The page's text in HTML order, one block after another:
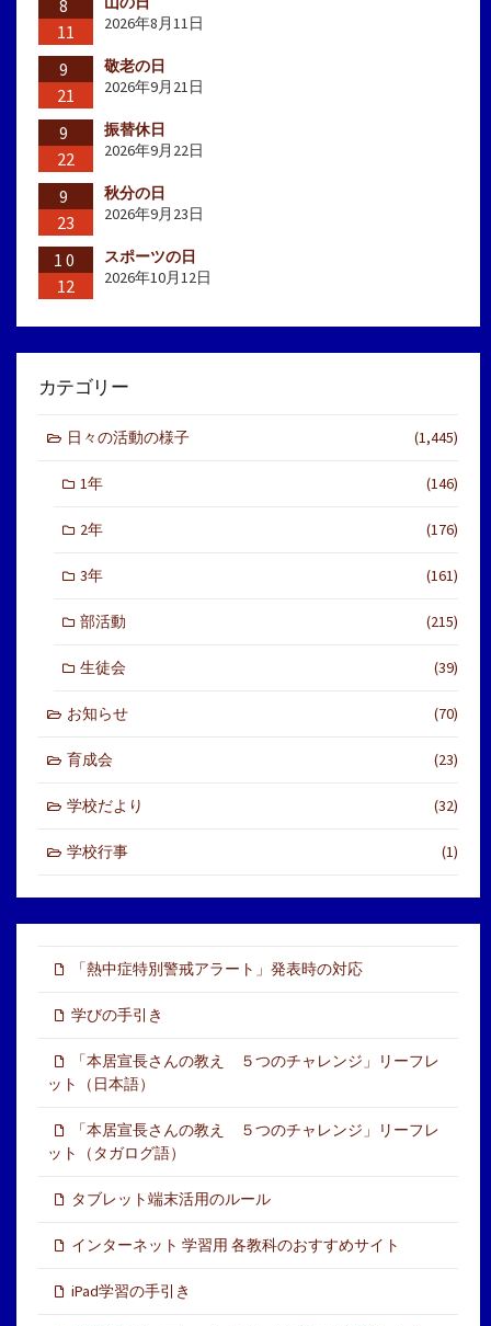
8
11
2026年8月11日
9
21
敬老の日
2026年9月21日
9
22
振替休日
2026年9月22日
9
23
秋分の日
2026年9月23日
10
12
スポーツの日
2026年10月12日
カテゴリー
日々の活動の様子 (1,445)
1年 (146)
2年 (176)
3年 (161)
部活動 (215)
生徒会 (39)
お知らせ (70)
育成会 (23)
学校だより (32)
学校行事 (1)
「熱中症特別警戒アラート」発表時の対応
学びの手引き
「本居宣長さんの教え ５つのチャレンジ」リーフレ
ット（日本語）
「本居宣長さんの教え ５つのチャレンジ」リーフレ
ット（タガログ語）
タブレット端末活用のルール
インターネット 学習用 各教科のおすすめサイト
iPad学習の手引き